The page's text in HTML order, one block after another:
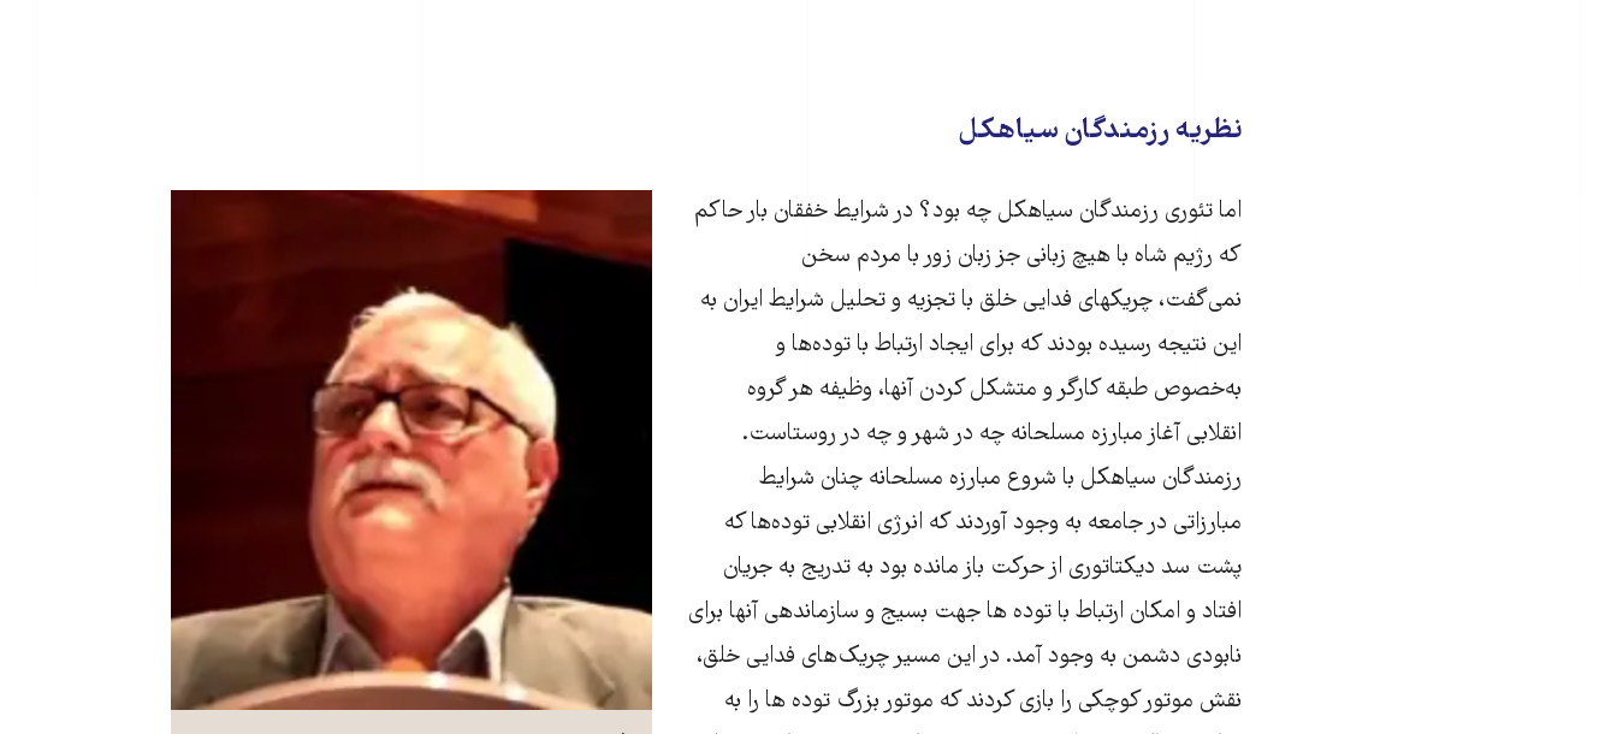
نظریه رزمندگان سیاهکل
اما تئوری رزمندگان سیاهکل چه بود؟ در شرایط خفقان بار حاکم
که رژیم شاه با هیچ زبانی جز زبان زور با مردم سخن
نمی‌گفت، چريکهای فدایی خلق با تجزيه و تحليل شرايط ايران به
اين نتيجه رسيده بودند که برای ایجاد ارتباط با توده‌ها و
به‌خصوص طبقه کارگر و متشکل کردن آنها، وظيفه هر گروه
انقلابی آغاز مبارزه مسلحانه چه در شهر و چه در روستاست.
رزمندگان سیاهکل با شروع مبارزه مسلحانه چنان شرایط
مبارزاتی در جامعه به وجود آوردند که انرژی انقلابی توده‌ها که
پشت سد دیکتاتوری از حرکت باز مانده بود به تدریج به جریان
افتاد و امکان ارتباط با توده ها جهت بسیج و سازماندهی آنها برای
نابودی دشمن به وجود آمد. در این مسیر چریک‌های فدایی خلق،
نقش موتور کوچکی را بازی کردند که موتور بزرگ توده ها را به